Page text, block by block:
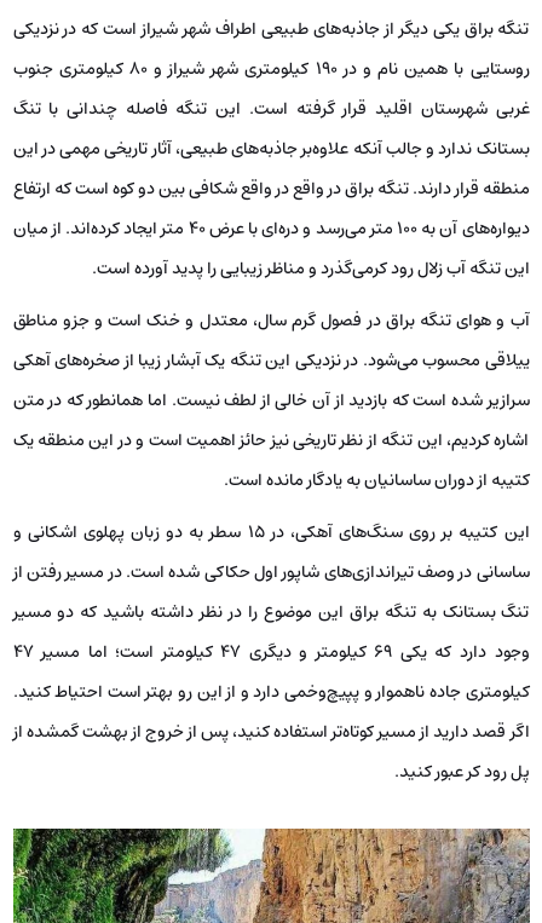
تنگه براق یکی دیگر از جاذبه‌های طبیعی اطراف شهر شیراز است که در نزدیکی
روستایی با همین نام و در 190 کیلومتری شهر شیراز و 80 کیلومتری جنوب
غربی شهرستان اقلید قرار گرفته است. این تنگه فاصله چندانی با تنگ
بستانک ندارد و جالب آنکه علاوه‌بر جاذبه‌های طبیعی، آثار تاریخی مهمی در این
منطقه قرار دارند. تنگه براق در واقع در واقع شکافی بین دو کوه است که ارتفاع
دیواره‌های آن به 100 متر می‌رسد و دره‌ای با عرض 40 متر ایجاد کرده‌اند. از میان
این تنگه آب زلال رود کرمی‌گذرد و مناظر زیبایی را پدید آورده است.
آب و هوای تنگه براق در فصول گرم سال، معتدل و خنک است و جزو مناطق
ییلاقی محسوب می‌شود. در نزدیکی این تنگه یک آبشار زیبا از صخره‌های آهکی
سرازیر شده است که بازدید از آن خالی از لطف نیست. اما همانطور که در متن
اشاره کردیم، این تنگه از نظر تاریخی نیز حائز اهمیت است و در این منطقه یک
کتیبه از دوران ساسانیان به یادگار مانده است.
این کتیبه بر روی سنگ‌های آهکی، در 15 سطر به دو زبان پهلوی اشکانی و
ساسانی در وصف تیراندازی‌های شاپور اول حکاکی شده است. در مسیر رفتن از
تنگ بستانک به تنگه براق این موضوع را در نظر داشته باشید که دو مسیر
وجود دارد که یکی 69 کیلومتر و دیگری 47 کیلومتر است؛ اما مسیر 47
کیلومتری جاده ناهموار و پپیچ‌وخمی دارد و از این رو بهتر است احتیاط کنید.
اگر قصد دارید از مسیر کوتاه‌تر استفاده کنید، پس از خروج از بهشت گمشده از
پل رود کر عبور کنید.